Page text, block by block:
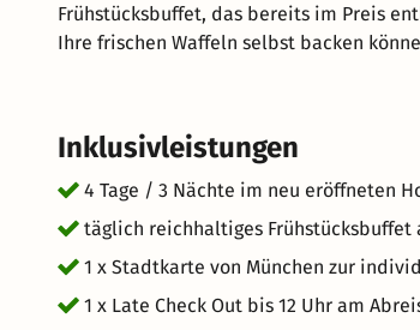
Frühstücksbuffet, das bereits im Preis
Ihre frischen Waffeln selbst backen können – am
erreichen Sie schnell und bequem
München hat für jeden Geschmack etwas
Inklusivleistungen
4 Tage / 3 Nächte im neu eröffneten
täglich reichhaltiges Frühstücksbuffet
1 x Stadtkarte von München zur
1 x Late Check Out bis 12 Uhr am